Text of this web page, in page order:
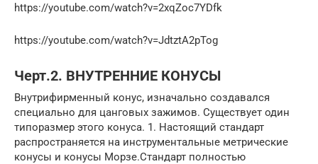
https://youtube.com/watch?v=2xqZoc7YDfk
https://youtube.com/watch?v=JdtztA2pTog
Черт.2. ВНУТРЕННИЕ КОНУСЫ
Внутрифирменный конус, изначально создавался
специально для цанговых зажимов. Существует один
типоразмер этого конуса. 1. Настоящий стандарт
распространяется на инструментальные метрические
конусы и конусы Морзе.Стандарт полностью